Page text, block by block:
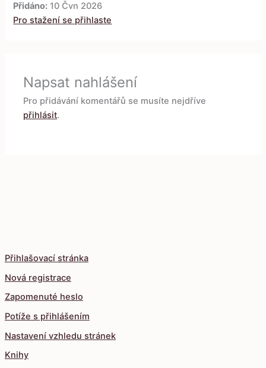
Přihlašovací stránka
Nová registrace
Zapomenuté heslo
Potíže s přihlášením
Nastavení vzhledu stránek
Knihy
Přidáno: 10 Čvn 2026
Pro stažení se přihlaste
Napsat nahlášení
Pro přidávání komentářů se musíte nejdříve
přihlásit.